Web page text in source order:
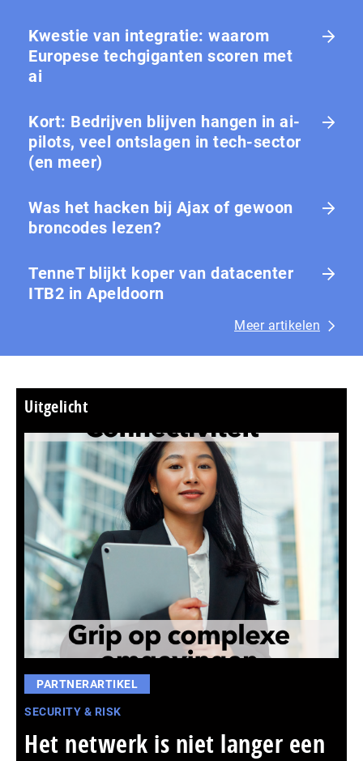
Kwestie van integratie: waarom
Europese tech­gi­gan­ten scoren met
ai
Kort: Bedrijven blijven hangen in ai-
pilots, veel ontslagen in tech-sector
(en meer)
Was het hacken bij Ajax of gewoon
broncodes lezen?
TenneT blijkt koper van datacenter
ITB2 in Apeldoorn
Meer artikelen
Uitgelicht
PARTNERARTIKEL
SECURITY & RISK
Het netwerk is niet langer een